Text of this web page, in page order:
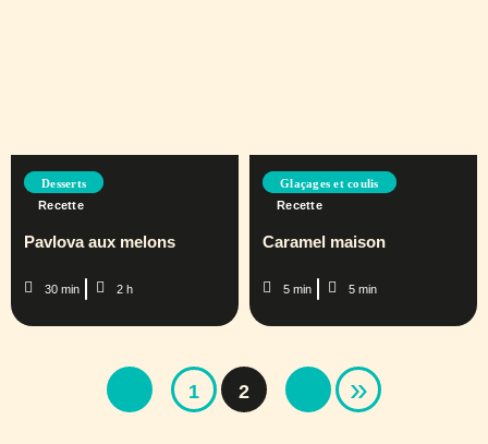
Desserts
Recette
Pavlova aux melons
30 min 2 h
Glaçages et coulis
Recette
Caramel maison
5 min 5 min
1 2 »